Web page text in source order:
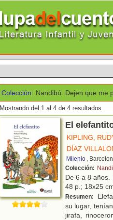
Colección: Nandibú. Dejen que me
Mostrando del 1 al 4 de 4 resultados.
El
KIPLING,
DÍAZ
Milenio ,
Colección:
De 6 a 8 años.
48 p.; 18x25
Resumen:
su lugar,
jirafa,